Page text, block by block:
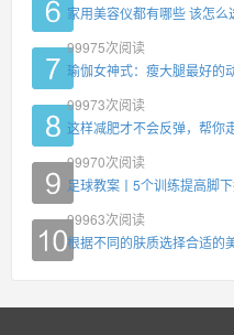
家用美容仪都有哪些 该怎么
99975次阅读
瑜伽女神式：瘦大腿最好的
99973次阅读
这样减肥才不会反弹，帮你
99970次阅读
足球教案丨5个训练提高脚
99963次阅读
根据不同的肤质选择合适的